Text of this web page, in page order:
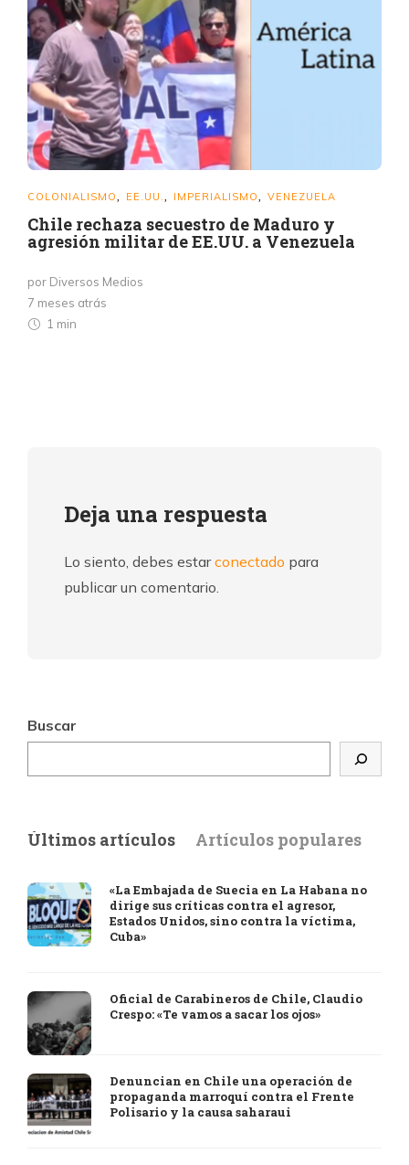
COLONIALISMO EE.UU. IMPERIALISMO VENEZUELA
Chile rechaza secuestro de Maduro y
agresión militar de EE.UU. a Venezuela
por Diversos Medios
7 meses atrás
1 min
Deja una respuesta
Lo siento, debes estarconectado para
publicar un comentario.
Buscar
Últimos artículos Artículos populares
«La Embajada de Suecia en La Habana no
dirige sus críticas contra el agresor,
Estados Unidos, sino contra la víctima,
Cuba»
Oficial de Carabineros de Chile, Claudio
Crespo: «Te vamos a sacar los ojos»
Denuncian en Chile una operación de
propaganda marroquí contra el Frente
Polisario y la causa saharaui